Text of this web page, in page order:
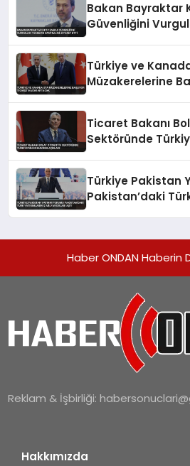
Bakan Bayraktar
Güvenliğini
Türkiye ve
Müzakerelerine
Ticaret Bakanı
Sektöründe
Türkiye Pakistan
Pakistan’daki
Haber ONDAN Haberin
Reklam & İşbirliği:
Hakkımızda